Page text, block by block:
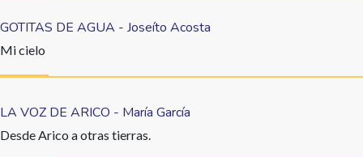
GOTITAS DE AGUA - Joseíto Acosta
Mi cielo
LA VOZ DE ARICO - María García
Desde Arico a otras tierras.